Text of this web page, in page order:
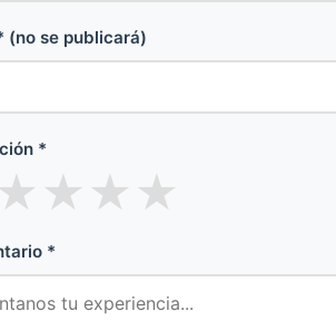
(no se publicará)
*
★
★
★
★
*